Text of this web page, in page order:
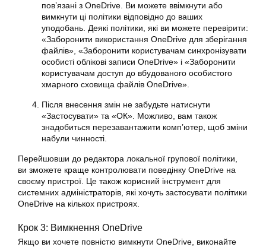
пов’язані з OneDrive. Ви можете ввімкнути або
вимкнути ці політики відповідно до ваших
уподобань. Деякі політики, які ви можете перевірити:
«Заборонити використання OneDrive для зберігання
файлів», «Заборонити користувачам синхронізувати
особисті облікові записи OneDrive» і «Заборонити
користувачам доступ до вбудованого особистого
хмарного сховища файлів OneDrive».
Після внесення змін не забудьте натиснути
«Застосувати» та «ОК». Можливо, вам також
знадобиться перезавантажити комп’ютер, щоб зміни
набули чинності.
Перейшовши до редактора локальної групової політики,
ви зможете краще контролювати поведінку OneDrive на
своєму пристрої. Це також корисний інструмент для
системних адміністраторів, які хочуть застосувати політики
OneDrive на кількох пристроях.
Крок 3: Вимкнення OneDrive
Якщо ви хочете повністю вимкнути OneDrive, виконайте